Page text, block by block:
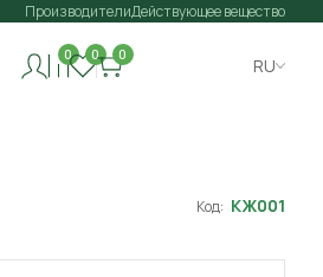
ПроизводителиДействующее вещество
0 0 0
RU
Код: КЖ001